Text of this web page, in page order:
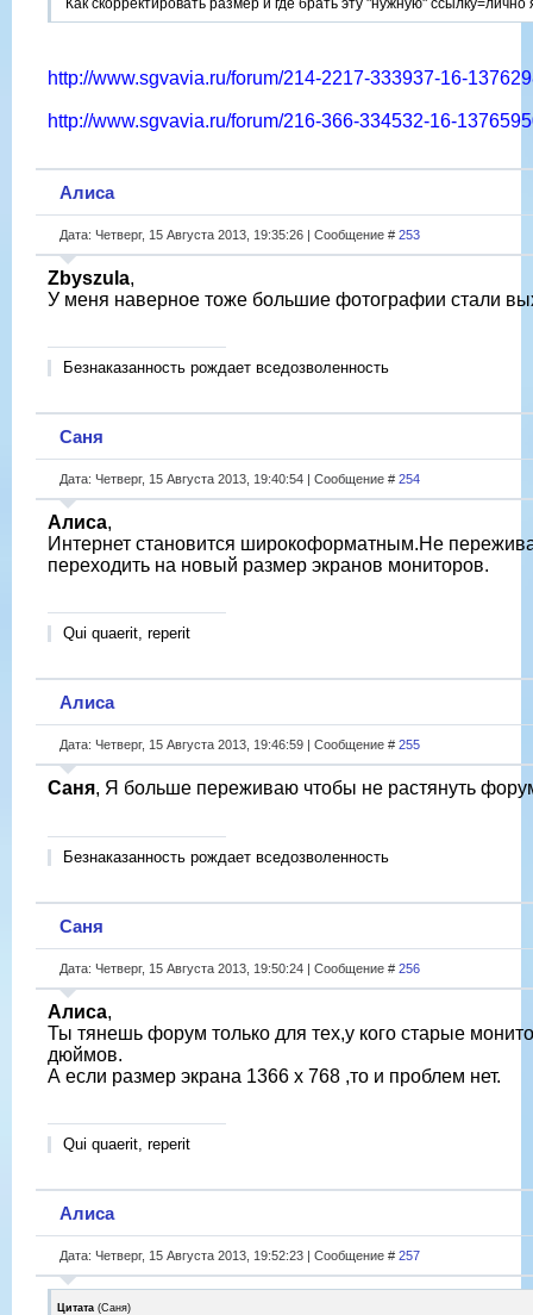
Как скорректировать размер и где брать эту "нужную" ссылку=лично
http://www.sgvavia.ru/forum/214-2217-333937-16-
http://www.sgvavia.ru/forum/216-366-334532-16-
Алиса
Дата: Четверг, 15 Августа 2013, 19:35:26 | Сообщение # 253
Zbyszula,
У меня наверное тоже большие фотографии стали
Безнаказанность рождает вседозволенность
Саня
Дата: Четверг, 15 Августа 2013, 19:40:54 | Сообщение # 254
Алиса,
Интернет становится широкоформатным.Не
переходить на новый размер экранов мониторов.
Qui quaerit, reperit
Алиса
Дата: Четверг, 15 Августа 2013, 19:46:59 | Сообщение # 255
Саня, Я больше переживаю чтобы не растянуть
Безнаказанность рождает вседозволенность
Саня
Дата: Четверг, 15 Августа 2013, 19:50:24 | Сообщение # 256
Алиса,
Ты тянешь форум только для тех,у кого старые
дюймов.
А если размер экрана 1366 х 768 ,то и проблем нет.
Qui quaerit, reperit
Алиса
Дата: Четверг, 15 Августа 2013, 19:52:23 | Сообщение # 257
Цитата (Саня)